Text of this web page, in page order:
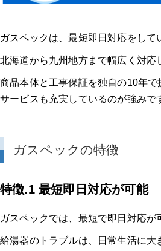
ガスペックは、最短即日対応をして
北海道から九州地方まで幅広く対応
商品本体と工事保証を独自の10年
サービスも充実しているのが強みで
ガスペックの特徴
特徴.1 最短即日対応が可能
ガスペックでは、最短で即日対応が
給湯器のトラブルは、日常生活に大